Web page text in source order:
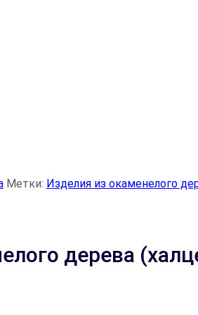
Метки: Изделия из окаменелого
дерева